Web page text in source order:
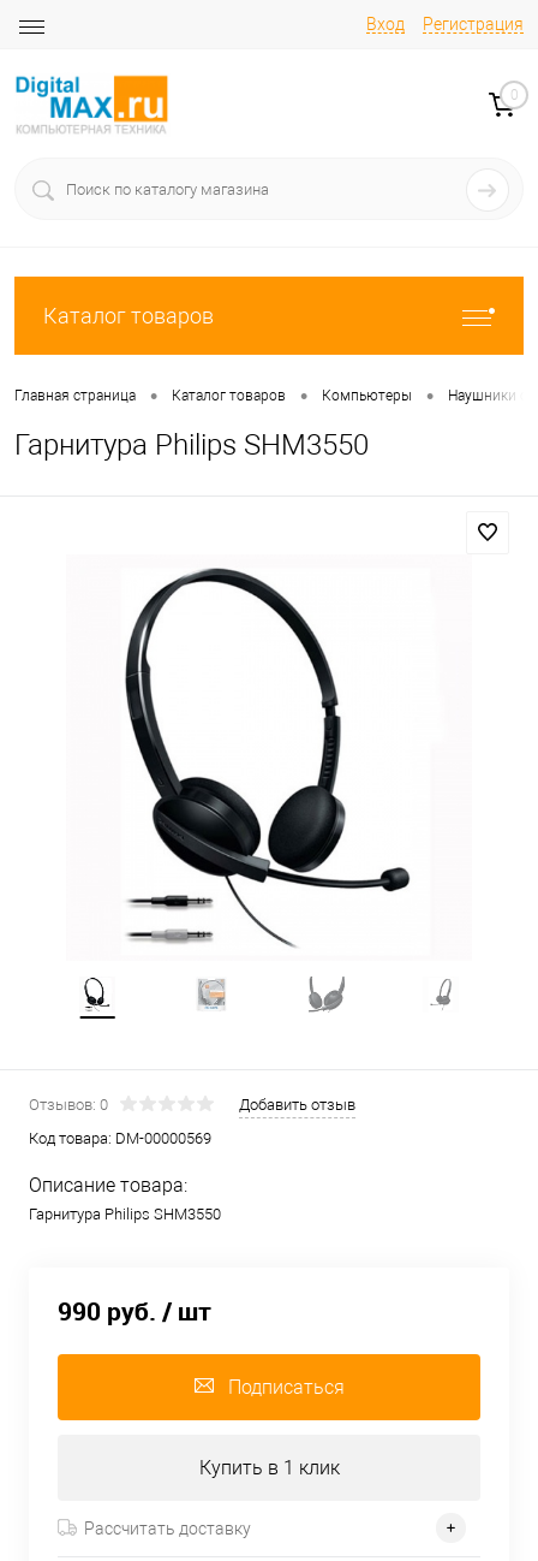
Вход Регистрация
0
Каталог товаров
Главная страница • Каталог товаров • Компьютеры • Наушники с
Гарнитура Philips SHM3550
Отзывов: 0
Добавить отзыв
Код товара: DM-00000569
Описание товара:
Гарнитура Philips SHM3550
990 руб. / шт
Подписаться
Купить в 1 клик
Рассчитать доставку